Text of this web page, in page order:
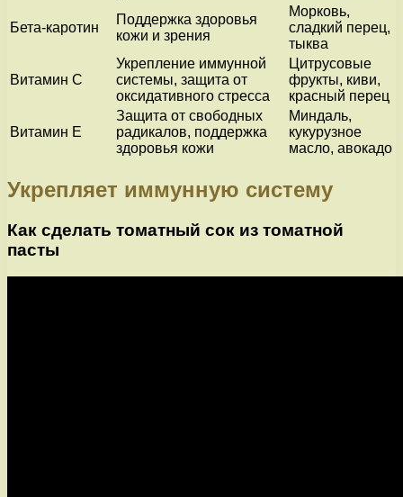
Бета-каротин
Поддержка здоровья
кожи и зрения
Морковь,
сладкий перец,
тыква
Витамин С
Укрепление иммунной
системы, защита от
оксидативного стресса
Цитрусовые
фрукты, киви,
красный перец
Витамин Е
Защита от свободных
радикалов, поддержка
здоровья кожи
Миндаль,
кукурузное
масло, авокадо
Укрепляет иммунную систему
Как сделать томатный сок из томатной
пасты